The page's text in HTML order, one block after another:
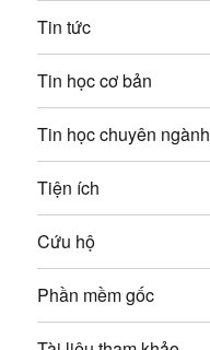
b
à
i
v
i
ế
t
Tin tức
Tin học cơ bản
Tin học chuyên ngành
Tiện ích
Cứu hộ
Phần mềm gốc